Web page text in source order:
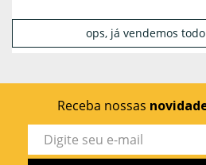
ops, já vendemos
Receba nossas